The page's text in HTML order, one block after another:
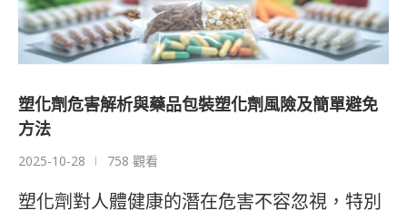
塑化劑危害解析與藥品包裝塑化劑風險及簡單避免
方法
2025-10-28 758 觀看
塑化劑對人體健康的潛在危害不容忽視，特別